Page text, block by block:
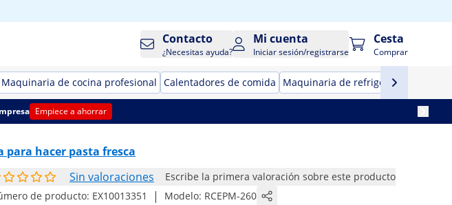
Contacto
¿Necesitas ayuda?
Mi cuenta
Iniciar sesión/registrarse
Cesta
Comprar
Maquinaria de cocina profesional Calentadores de comida Maquinaria de refrigeración para
Empiece a ahorrar
para hacer pasta fresca
Sin valoraciones
Escribe la primera valoración sobre este producto
de producto: EX10013351 | Modelo: RCEPM-260